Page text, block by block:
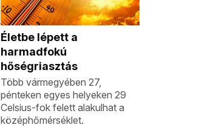
Életbe lépett a
harmadfokú
hőségriasztás
Több vármegyében 27,
pénteken egyes helyeken 29
Celsius-fok felett alakulhat a
középhőmérséklet.